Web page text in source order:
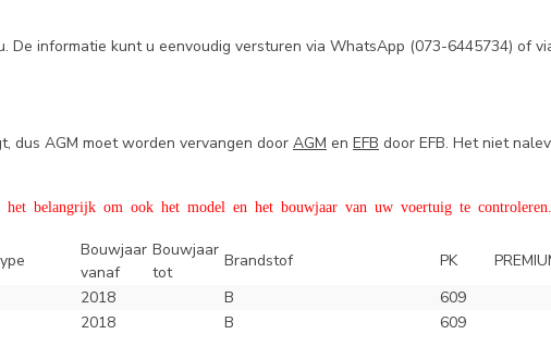
De informatie kunt u eenvoudig versturen via WhatsApp (073-6445734) of
dus AGM moet worden vervangen door AGM en EFB door EFB. Het niet
het belangrijk om ook het model en het bouwjaar van uw voertuig te controleren.
Bouwjaar
vanaf
Bouwjaar
tot
Brandstof PK
2018 B 609
2018 B 609